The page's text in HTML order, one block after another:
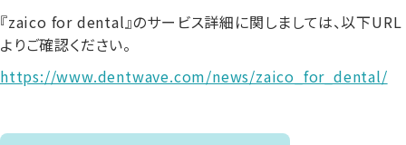
『zaico for dental』のサービス詳細に関しましては、以下URL
よりご確認ください。
https://www.dentwave.com/news/zaico_for_dental/